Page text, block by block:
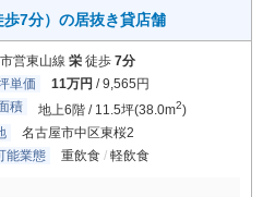
7分）の居抜き貸店舗
営東山線 栄 徒歩 7分
単価
11万円 / 9,565円
積
地上6階 / 11.5坪(38.0m2)
名古屋市中区東桜2
能業態
重飲食 軽飲食